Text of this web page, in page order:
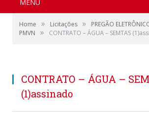
MENU
Home » Licitações »
PREGÃO
PMVN
» CONTRATO – ÁGUA – SEMTAS
CONTRATO – ÁGUA –
(1)assinado